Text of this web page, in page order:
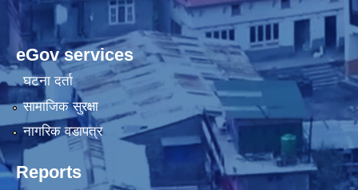
eGov services
घटना दर्ता
सामाजिक सुरक्षा
नागरिक वडापत्र
Reports